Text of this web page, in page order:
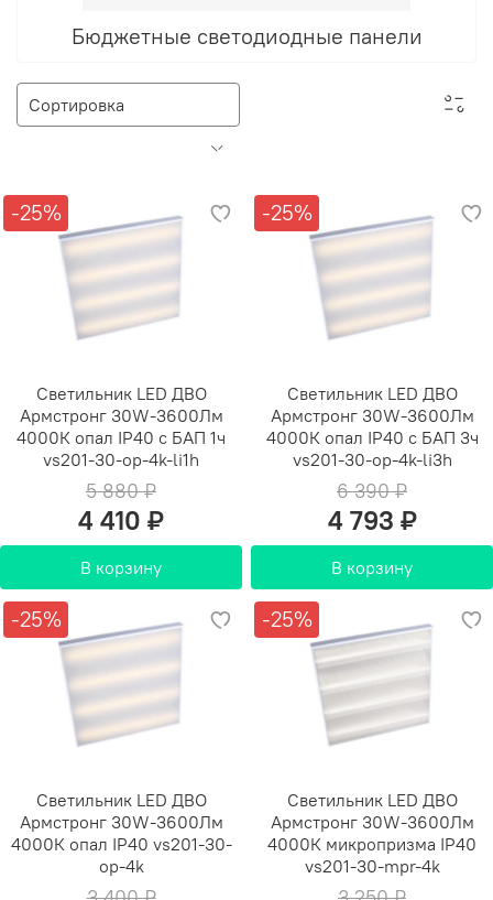
Бюджетные светодиодные панели
-25%
Светильник LED ДВО
Армстронг 30W-3600Лм
4000К опал IP40 с БАП 1ч
vs201-30-op-4k-li1h
5 880 ₽
4 410 ₽
В корзину
-25%
Светильник LED ДВО
Армстронг 30W-3600Лм
4000К опал IP40 с БАП 3ч
vs201-30-op-4k-li3h
6 390 ₽
4 793 ₽
В корзину
-25%
Светильник LED ДВО
Армстронг 30W-3600Лм
4000К опал IP40 vs201-30-
op-4k
-25%
Светильник LED ДВО
Армстронг 30W-3600Лм
4000К микропризма IP40
vs201-30-mpr-4k